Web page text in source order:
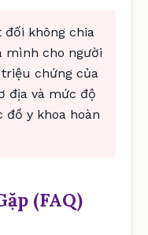
đối không chia
mình cho người
chứng của
địa và mức độ
đồ y khoa hoàn
(FAQ)